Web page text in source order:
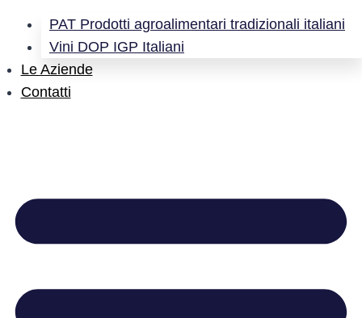
PAT Prodotti agroalimentari tradizionali italiani
Vini DOP IGP Italiani
Le Aziende
Contatti